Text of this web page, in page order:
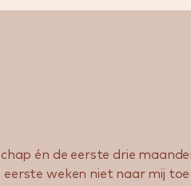
én de eerste drie
weken niet naar mij